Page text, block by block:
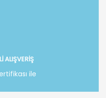
ALIŞVERİŞ
ile